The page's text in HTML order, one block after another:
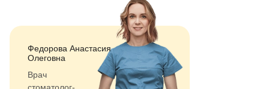
Федорова Анастасия
Олеговна
Врач